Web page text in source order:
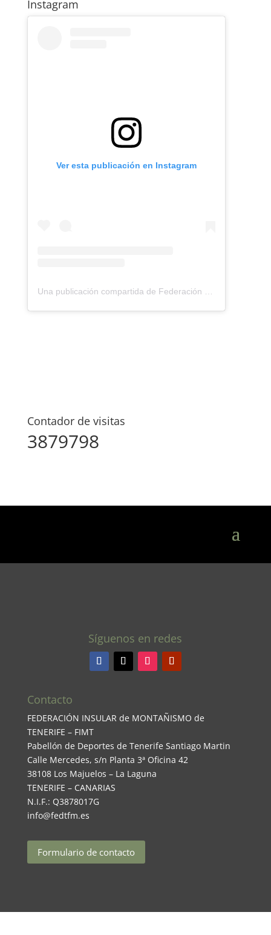
Instagram
Ver esta publicación en Instagram
Una publicación compartida de Federación Montañismo Tenerife (@federacion_montanismo_tenerife)
Contador de visitas
3879798
Síguenos en redes
Contacto
FEDERACIÓN INSULAR de MONTAÑISMO de
TENERIFE – FIMT
Pabellón de Deportes de Tenerife Santiago Martin
Calle Mercedes, s/n Planta 3ª Oficina 42
38108 Los Majuelos – La Laguna
TENERIFE – CANARIAS
N.I.F.: Q3878017G
info@fedtfm.es
Formulario de contacto